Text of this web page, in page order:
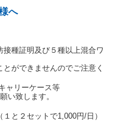
交通法第９２条に規定
路交通法施行規則第１
運転免許証をいいま
り、借受人及び運転者
人確認ができる書類の
書類の写しをとることが
り、借受期間中に借受
携帯電話番号等の告知
へ
種証明及び５種以上混合ワ
とができませんのでご注意く
ャリーケース等
い致します。
と２セットで1,000円/日）